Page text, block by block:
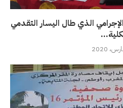
الذي طال اليسار التقدمي